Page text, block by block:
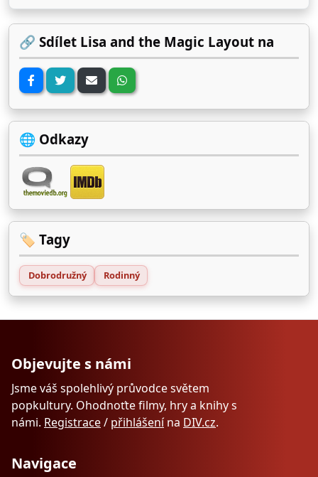
🔗 Sdílet Lisa and the Magic Layout na
🌐 Odkazy
🏷️ Tagy
Dobrodružný Rodinný
Objevujte s námi
Jsme váš spolehlivý průvodce světem
popkultury. Ohodnoťte filmy, hry a knihy s
námi. Registrace/ přihlášenína DIV.cz.
Navigace